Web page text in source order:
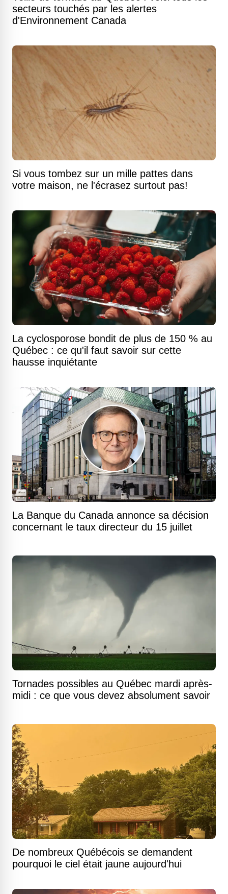
secteurs touchés par les alertes
d'Environnement Canada
Si vous tombez sur un mille pattes dans
votre maison, ne l'écrasez surtout pas!
La cyclosporose bondit de plus de 150 % au
Québec : ce qu'il faut savoir sur cette
hausse inquiétante
La Banque du Canada annonce sa décision
concernant le taux directeur du 15 juillet
Tornades possibles au Québec mardi après-
midi : ce que vous devez absolument savoir
De nombreux Québécois se demandent
pourquoi le ciel était jaune aujourd'hui